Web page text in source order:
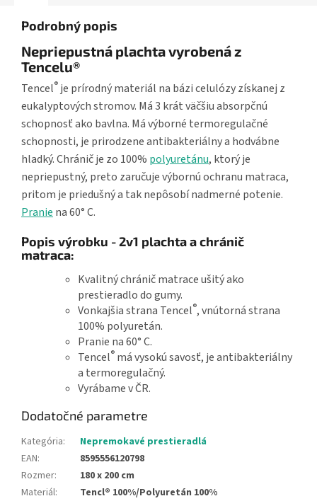
Podrobný popis
Nepriepustná plachta vyrobená z
Tencelu®
Tencel® je prírodný materiál na bázi celulózy získanej z
eukalyptových stromov. Má 3 krát väčšiu absorpčnú
schopnosť ako bavlna. Má výborné termoregulačné
schopnosti, je prirodzene antibakteriálny a hodvábne
hladký. Chránič je zo 100% polyuretánu, ktorý je
nepriepustný, preto zaručuje výbornú ochranu matraca,
pritom je priedušný a tak nepôsobí nadmerné potenie.
Pranie na 60° C.
Popis výrobku - 2v1 plachta a chránič
matraca:
Kvalitný chránič matrace ušitý ako
prestieradlo do gumy.
Vonkajšia strana Tencel®, vnútorná strana
100% polyuretán.
Pranie na 60° C.
Tencel® má vysokú savosť, je antibakteriálny
a termoregulačný.
Vyrábame v ČR.
Dodatočné parametre
Kategória:
Nepremokavé prestieradlá
EAN:
8595556120798
Rozmer:
180 x 200 cm
Materiál:
Tencl® 100%/Polyuretán 100%